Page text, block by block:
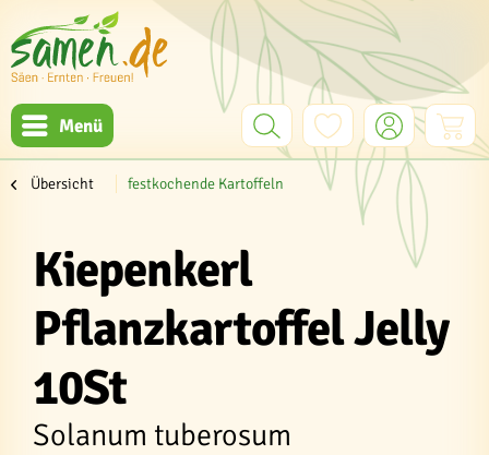
Menü
Übersicht festkochende Kartoffeln
Kiepenkerl
Pflanzkartoffel Jelly
10St
Solanum tuberosum